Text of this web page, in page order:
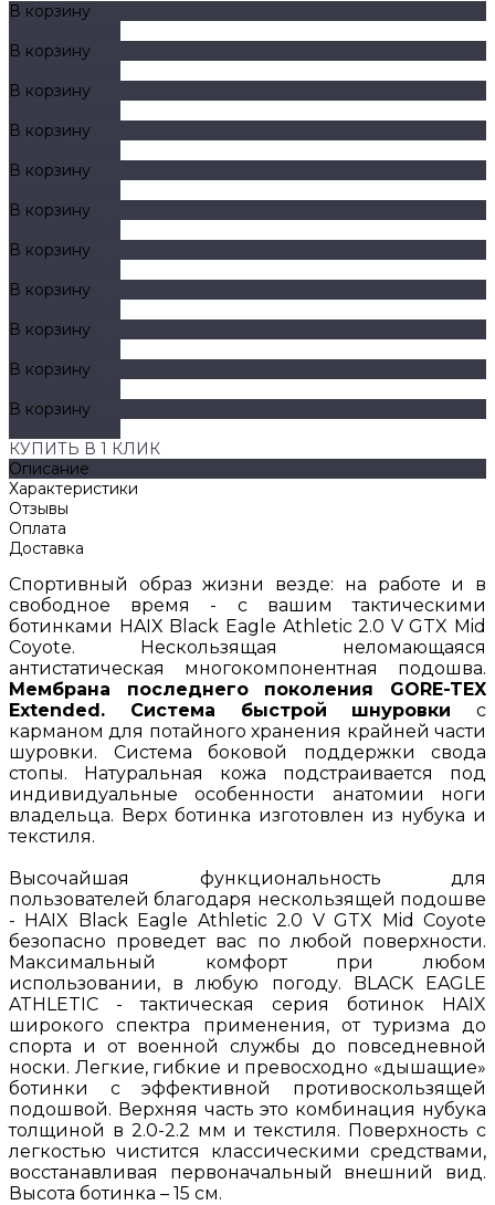
В корзину
В корзину
В корзину
В корзину
В корзину
В корзину
В корзину
В корзину
В корзину
В корзину
В корзину
КУПИТЬ В 1 КЛИК
Описание
Характеристики
Отзывы
Оплата
Доставка
Спортивный образ жизни везде: на работе и в
свободное время - с вашим тактическими
ботинками HAIX Black Eagle Athletic 2.0 V GTX Mid
Coyote. Нескользящая неломающаяся
антистатическая многокомпонентная подошва.
Мембрана последнего поколения GORE-TEX
Extended. Система быстрой шнуровки с
карманом для потайного хранения крайней части
шуровки. Система боковой поддержки свода
стопы. Натуральная кожа подстраивается под
индивидуальные особенности анатомии ноги
владельца. Верх ботинка изготовлен из нубука и
текстиля.
Высочайшая функциональность для
пользователей благодаря нескользящей подошве
- HAIX Black Eagle Athletic 2.0 V GTX Mid Coyote
безопасно проведет вас по любой поверхности.
Максимальный комфорт при любом
использовании, в любую погоду. BLACK EAGLE
ATHLETIC - тактическая серия ботинок HAIX
широкого спектра применения, от туризма до
спорта и от военной службы до повседневной
носки. Легкие, гибкие и превосходно «дышащие»
ботинки с эффективной противоскользящей
подошвой. Верхняя часть это комбинация нубука
толщиной в 2.0-2.2 мм и текстиля. Поверхность с
легкостью чистится классическими средствами,
восстанавливая первоначальный внешний вид.
Высота ботинка – 15 см.